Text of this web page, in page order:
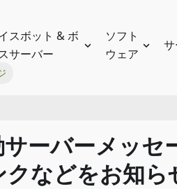
スボット & ボ
サーバー
ソフト
ウェア
ーバーメッセ
などをお知ら